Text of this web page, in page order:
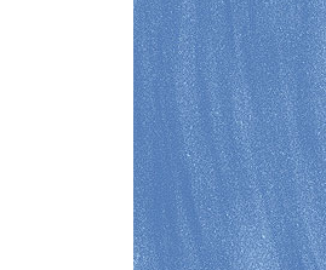
존 브라운
붉은 여름의 합창
형식이 저항이다
할렘 르네상스
미시시피 버닝
노래, 깃발이 되다
노래, 강물이 되어 흐르
셀마 행진
사랑의 왕의 죽음